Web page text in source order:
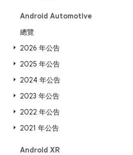
Android Automotive
總覽
2026 年公告
2025 年公告
2024 年公告
2023 年公告
2022 年公告
2021 年公告
Android XR